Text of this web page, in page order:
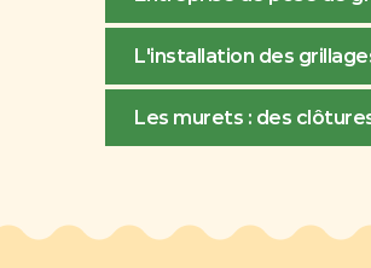
L'installation des
Les murets : des